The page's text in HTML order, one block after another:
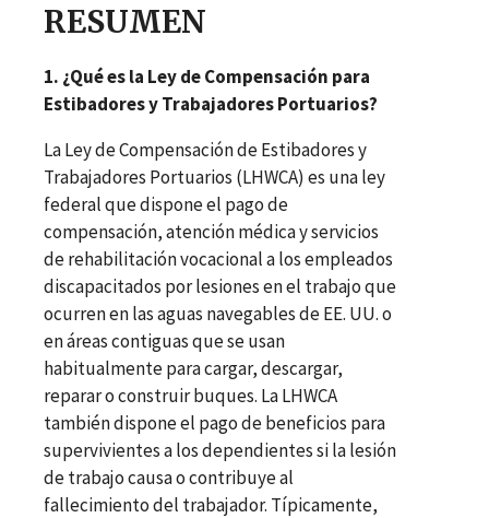
RESUMEN
1. ¿Qué es la Ley de Compensación para
Estibadores y Trabajadores Portuarios?
La Ley de Compensación de Estibadores y
Trabajadores Portuarios (LHWCA) es una ley
federal que dispone el pago de
compensación, atención médica y servicios
de rehabilitación vocacional a los empleados
discapacitados por lesiones en el trabajo que
ocurren en las aguas navegables de EE. UU. o
en áreas contiguas que se usan
habitualmente para cargar, descargar,
reparar o construir buques. La LHWCA
también dispone el pago de beneficios para
supervivientes a los dependientes si la lesión
de trabajo causa o contribuye al
fallecimiento del trabajador. Típicamente,